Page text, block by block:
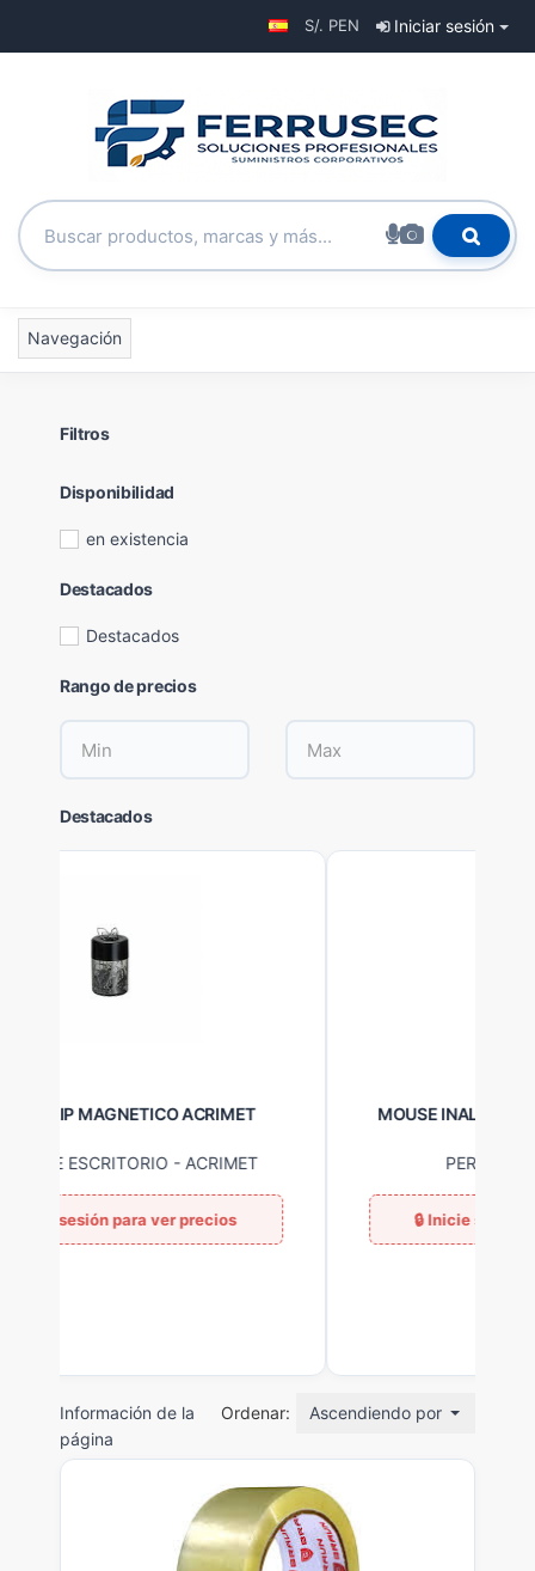
S/. PEN Iniciar sesión
Navegación
Filtros
Disponibilidad
en existencia
Destacados
Destacados
Rango de precios
Destacados
MOUSE INALAMBRICO TE-1217S TEROS
PERIFERICOS
Ordenar: Ascendiendo por nombre
Información de la
página